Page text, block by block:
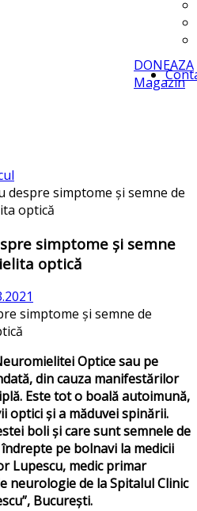
DONEAZA
Magazin
despre simptome și semne de
optică
simptome și semne
optică
Optice sau pe
din cauza manifestărilor
Este tot o boală autoimună,
optici şi a măduvei spinării.
boli și care sunt semnele de
pe bolnavi la medicii
Lupescu, medic primar
neurologie de la Spitalul Clinic
Bucureşti.